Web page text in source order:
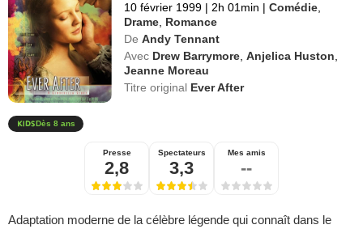
10 février 1999 | 2h 01min | Comédie,
Drame, Romance
De Andy Tennant
Avec Drew Barrymore,Anjelica Huston,
Jeanne Moreau
Titre original Ever After
Dès 8 ans
Presse
2,8
Spectateurs
3,3
Mes amis
--
Adaptation moderne de la célèbre légende qui connaît dans le